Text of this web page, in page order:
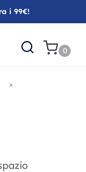
i 99€!
0